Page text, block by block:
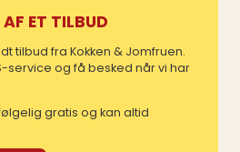
ET TILBUD
tilbud fra Kokken & Jomfruen.
service og få besked når vi har
gratis og kan altid